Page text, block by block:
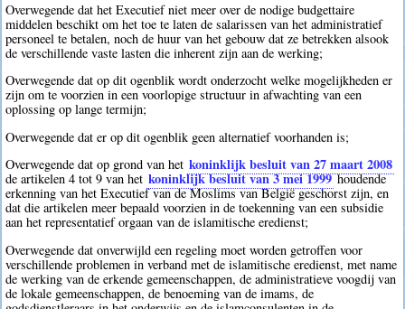
Overwegende dat het Executief niet meer over de nodige budgettaire
middelen beschikt om het toe te laten de salarissen van het administratief
personeel te betalen, noch de huur van het gebouw dat ze betrekken alsook
de verschillende vaste lasten die inherent zijn aan de werking;
Overwegende dat op dit ogenblik wordt onderzocht welke mogelijkheden er
zijn om te voorzien in een voorlopige structuur in afwachting van een
oplossing op lange termijn;
Overwegende dat er op dit ogenblik geen alternatief voorhanden is;
Overwegende dat op grond van het koninklijk besluit van 27 maart 2008
de artikelen 4 tot 9 van het koninklijk besluit van 3 mei 1999houdende
erkenning van het Executief van de Moslims van België geschorst zijn, en
dat die artikelen meer bepaald voorzien in de toekenning van een subsidie
aan het representatief orgaan van de islamitische eredienst;
Overwegende dat onverwijld een regeling moet worden getroffen voor
verschillende problemen in verband met de islamitische eredienst, met name
de werking van de erkende gemeenschappen, de administratieve voogdij van
de lokale gemeenschappen, de benoeming van de imams, de